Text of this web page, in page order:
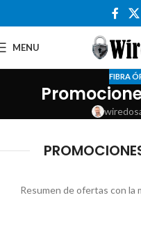
MENU
FIBRA
Resumen de ofertas con la